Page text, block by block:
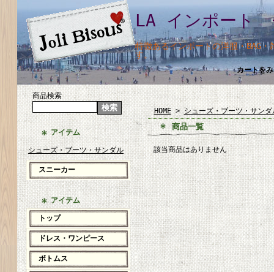
LA インポー
特徴あるインポートの洋服・BAG
す。
カートを
商品検索
アイテム
シューズ・ブーツ・サンダル
スニーカー
アイテム
トップ
ドレス・ワンピース
ボトムス
HOME>シューズ・ブーツ・サンダ
商品一覧
該当商品はありません